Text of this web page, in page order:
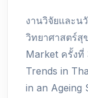
งานวิจัยและน
วิทยาศาสตร์สุ
Market ครั้งที่
Trends in
in an Ageing